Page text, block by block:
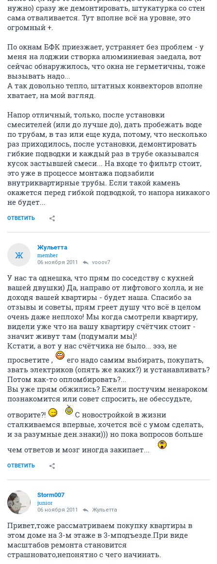
нужно) сразу же демонтировать, штукатурка со стен
сама отваливается. Тут вполне всё на уровне, это
огромный +.
По окнам БФК приезжает, устраняет без проблем - у
меня на лоджии створка алюминиевая заедала, вот
сейчас обнаружилось, что окна не герметичны, тоже
вызывать надо...
А так довольно тепло, штатных конвекторов вполне
хватает, на мой взгляд.
Напор отличный, только, после установки
смесителей (или до лучше до), дать пробежать воде
по трубам, в таз или еще куда, потому, что несколько
раз приходилось, после установки, демонтировать
гибкие подводки и каждый раз в трубе оказывался
кусок застывшей смеси... На входе то фильтр стоит,
это уже в процессе монтажа подзабили
внутриквартирные трубы. Если такой камень
окажется перед гибкой подводкой, то напора никакого
не будет...
ОТВЕТИТЬ
Ж
Жульетта
member
06 ноября 2011 vooov7
У нас та однешка, что прям по соседству с кухней
вашей двушки) Да, направо от лифтового холла, и не
доходя вашей квартиры - будет наша. Спасибо за
отзывы и советы, прям греет душу что всё в целом
очень даже неплохо! Мы когда смотрели квартиру,
видели уже что на вашу квартиру счётчик стоит -
значит живут там (подумали мы)!
Кстати, а вот у нас счётчика не было... эээ, не
просветите ,
его надо самим выбирать, покупать,
звать электриков (опять же каких?) и устанавливать?
Потом как-то опломбировать?...
Вы уже прям обжились? Ежели постучим ненароком
познакомится или совет спросить, не обессудьте,
отворите?!
С новостройкой в жизни
сталкиваемся впервые, хочется всё с умом сделать,
и за разумные ден.знаки))) но пока вопросов больше
чем ответов и мозг иногда закипает...
ОТВЕТИТЬ
Storm007
junior
06 ноября 2011 Жульетта
Привет,тоже рассматриваем покупку квартиры в
этом доме на 3-м этаже в 3-мподъезде.При виде
масштабов ремонта становится
страшновато,непонятно с чего начинать.